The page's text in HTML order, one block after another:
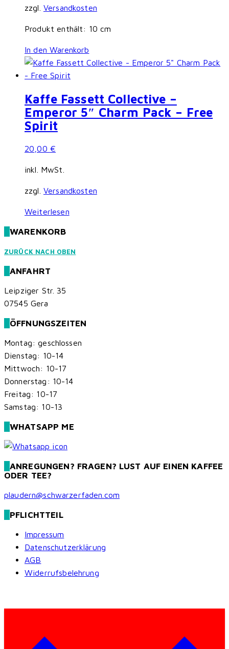
zzgl. Versandkosten
Produkt enthält: 10 cm
In den Warenkorb
Kaffe Fassett Collective –
Emperor 5″ Charm Pack – Free
Spirit
20,00 €
inkl. MwSt.
zzgl. Versandkosten
Weiterlesen
WARENKORB
ZURÜCK NACH OBEN
ANFAHRT
Leipziger Str. 35
07545 Gera
ÖFFNUNGSZEITEN
Montag: geschlossen
Dienstag: 10-14
Mittwoch: 10-17
Donnerstag: 10-14
Freitag: 10-17
Samstag: 10-13
WHATSAPP ME
ANREGUNGEN? FRAGEN? LUST AUF EINEN KAFFEE
ODER TEE?
plaudern@schwarzerfaden.com
PFLICHTTEIL
Impressum
Datenschutzerklärung
AGB
Widerrufsbelehrung